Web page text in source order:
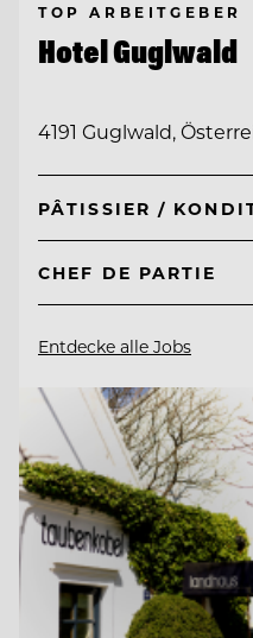
TOP ARBEITGEBER
Hotel Guglwald
4191 Guglwald,
PÂTISSIER /
CHEF DE PARTIE
Entdecke alle Jobs